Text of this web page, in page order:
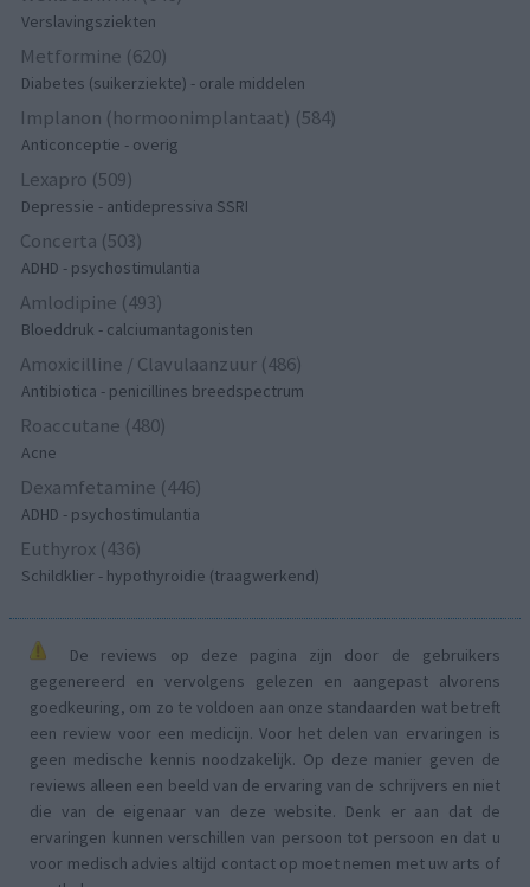
Verslavingsziekten
Metformine (620)
Diabetes (suikerziekte) - orale middelen
Implanon (hormoonimplantaat) (584)
Anticonceptie - overig
Lexapro (509)
Depressie - antidepressiva SSRI
Concerta (503)
ADHD - psychostimulantia
Amlodipine (493)
Bloeddruk - calciumantagonisten
Amoxicilline / Clavulaanzuur (486)
Antibiotica - penicillines breedspectrum
Roaccutane (480)
Acne
Dexamfetamine (446)
ADHD - psychostimulantia
Euthyrox (436)
Schildklier - hypothyroidie (traagwerkend)
De reviews op deze pagina zijn door de gebruikers
gegenereerd en vervolgens gelezen en aangepast alvorens
goedkeuring, om zo te voldoen aan onze standaarden wat betreft
een review voor een medicijn. Voor het delen van ervaringen is
geen medische kennis noodzakelijk. Op deze manier geven de
reviews alleen een beeld van de ervaring van de schrijvers en niet
die van de eigenaar van deze website. Denk er aan dat de
ervaringen kunnen verschillen van persoon tot persoon en dat u
voor medisch advies altijd contact op moet nemen met uw arts of